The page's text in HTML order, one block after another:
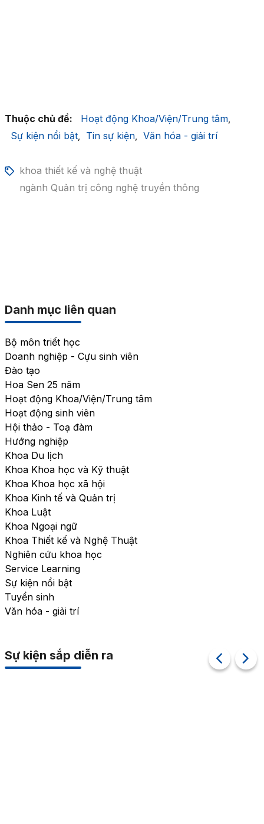
Thuộc chủ đề: Hoạt động Khoa/Viện/Trung tâm,
Sự kiện nổi bật, Tin sự kiện, Văn hóa - giải trí
khoa thiết kế và nghệ thuật
ngành Quản trị công nghệ truyền thông
Danh mục liên quan
Bộ môn triết học
Doanh nghiệp - Cựu sinh viên
Đào tạo
Hoa Sen 25 năm
Hoạt động Khoa/Viện/Trung tâm
Hoạt động sinh viên
Hội thảo - Toạ đàm
Hướng nghiệp
Khoa Du lịch
Khoa Khoa học và Kỹ thuật
Khoa Khoa học xã hội
Khoa Kinh tế và Quản trị
Khoa Luật
Khoa Ngoại ngữ
Khoa Thiết kế và Nghệ Thuật
Nghiên cứu khoa học
Service Learning
Sự kiện nổi bật
Tuyển sinh
Văn hóa - giải trí
Sự kiện sắp diễn ra